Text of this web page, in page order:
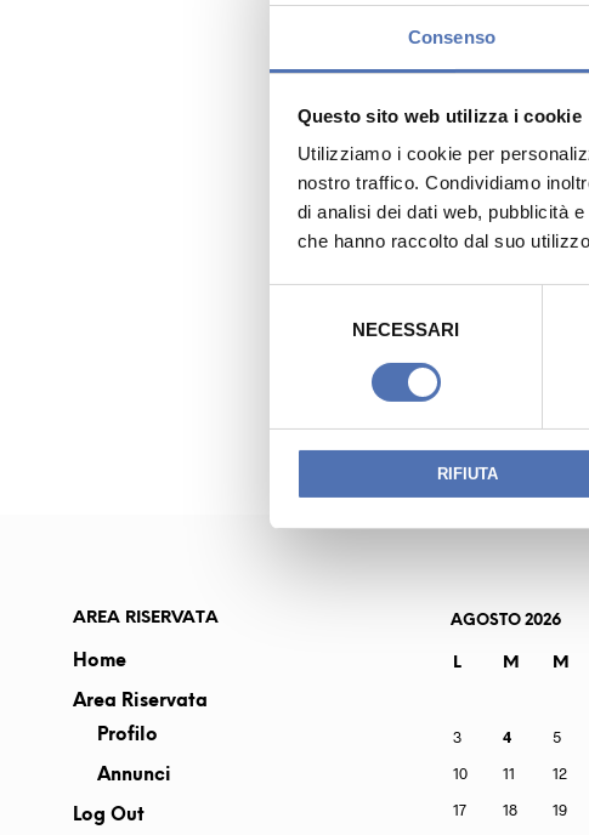
Consenso
Questo sito web utilizza i cookie
Utilizziamo i cookie per
nostro traffico. Condividiamo
di analisi dei dati web, pubblicità
che hanno raccolto dal suo
e
NECESSARI
RIFIUTA
PREVIOUS READING
MILANI MARIA ROSA
AREA RISERVATA
Home
Area Riservata
Profilo
Annunci
Log Out
AGOSTO 2026
L M M
3
4 5
10
11 12
17
18 19